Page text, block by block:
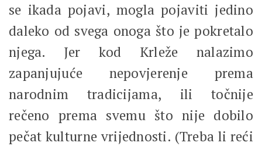
se ikada pojavi, mogla pojaviti jedino
daleko od svega onoga što je pokretalo
njega. Jer kod Krleže nalazimo
zapanjujuće nepovjerenje prema
narodnim tradicijama, ili točnije
rečeno prema svemu što nije dobilo
pečat kulturne vrijednosti. (Treba li reći